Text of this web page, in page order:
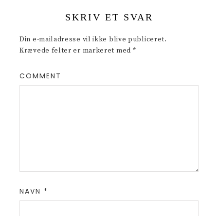
SKRIV ET SVAR
Din e-mailadresse vil ikke blive publiceret.
Krævede felter er markeret med *
COMMENT
NAVN *